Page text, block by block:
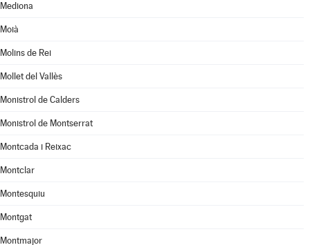
Mediona
Moià
Molins de Rei
Mollet del Vallès
Monistrol de Calders
Monistrol de Montserrat
Montcada i Reixac
Montclar
Montesquiu
Montgat
Montmajor